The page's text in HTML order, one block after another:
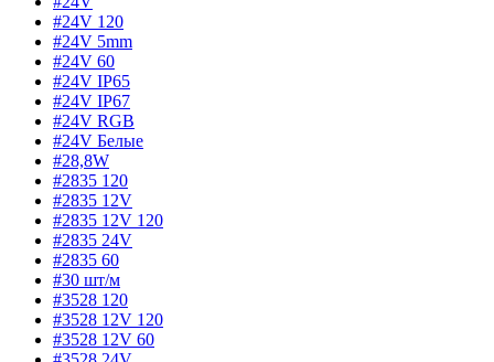
#24V 120
#24V 5mm
#24V 60
#24V IP65
#24V IP67
#24V RGB
#24V Белые
#28,8W
#2835 120
#2835 12V
#2835 12V 120
#2835 24V
#2835 60
#30 шт/м
#3528 120
#3528 12V 120
#3528 12V 60